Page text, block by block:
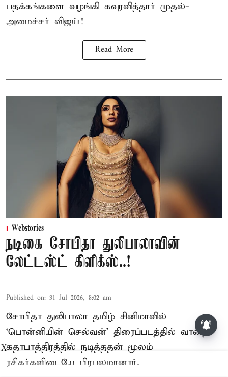
பதக்கங்களை வழங்கி கவுரவித்தார் முதல்-
அமைச்சர் விஜய்!
Read More
Webstories
நடிகை சோபிதா துலிபாலாவின்
லேட்டஸ்ட் கிளிக்ஸ்..!
Published on: 31 Jul 2026, 8:02 am
சோபிதா துலிபாலா தமிழ் சினிமாவில்
‘பொன்னியின் செல்வன்’ திரைப்படத்தில் வானதி
கதாபாத்திரத்தில் நடித்ததன் மூலம்
ரசிகர்களிடையே பிரபலமானார்.
X